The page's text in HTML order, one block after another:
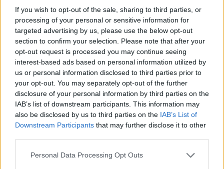
If you wish to opt-out of the sale, sharing to third parties, or
processing of your personal or sensitive information for
targeted advertising by us, please use the below opt-out
section to confirm your selection. Please note that after your
opt-out request is processed you may continue seeing
interest-based ads based on personal information utilized by
us or personal information disclosed to third parties prior to
your opt-out. You may separately opt-out of the further
disclosure of your personal information by third parties on the
IAB’s list of downstream participants. This information may
also be disclosed by us to third parties on the IAB’s List of
Downstream Participants that may further disclose it to other
Personal Data Processing Opt Outs
24/07/2026
Waiter / Waitress | Istoria, a Member of Design
Hotels
ΣΑΝΤΟΡΙΝΗ
Πλήρης απασχόληση
24/07/2026
Collection Resort